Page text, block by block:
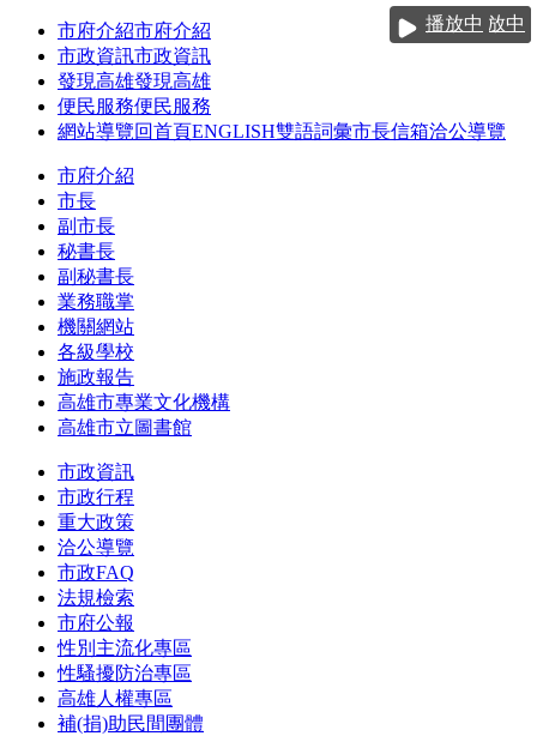
市府介紹市府介紹
市政資訊市政資訊
發現高雄發現高雄
便民服務便民服務
網站導覽回首頁ENGLISH雙語詞彙市長信箱洽公導覽
市府介紹
市長
副市長
秘書長
副秘書長
業務職掌
機關網站
各級學校
施政報告
高雄市專業文化機構
高雄市立圖書館
市政資訊
市政行程
重大政策
洽公導覽
市政FAQ
法規檢索
市府公報
性別主流化專區
性騷擾防治專區
高雄人權專區
補(捐)助民間團體
跳到主要內容區塊 播放中
播放中播放中
播放中